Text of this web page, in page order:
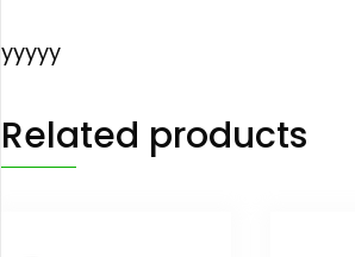
yyyyy
Related products